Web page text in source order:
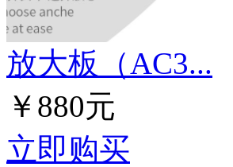
放大板（AC3...
￥880元
立即购买